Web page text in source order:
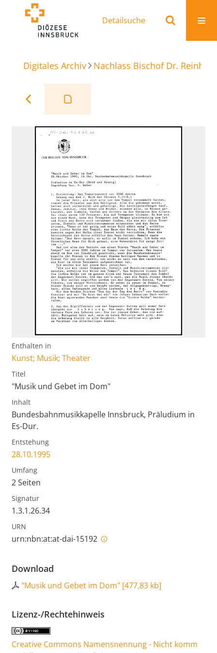
Detailsuche
Digitales Archiv Nachlass Bischof Dr.
Enthalten in
Kunst; Musik; Theater
Titel
"Musik und Gebet im Dom"
Inhalt
Bundesbahnmusikkapelle Innsbruck, Präludium in
Es-Dur.
Entstehung
28.10.1995
Umfang
2 Seiten
Signatur
1.3.1.26.34
URN
urn:nbn:at:at-dai-15192
Download
"Musik und Gebet im Dom" [477,83 kb]
Lizenz-/Rechtehinweis
Creative Commons Namensnennung - Nicht komm